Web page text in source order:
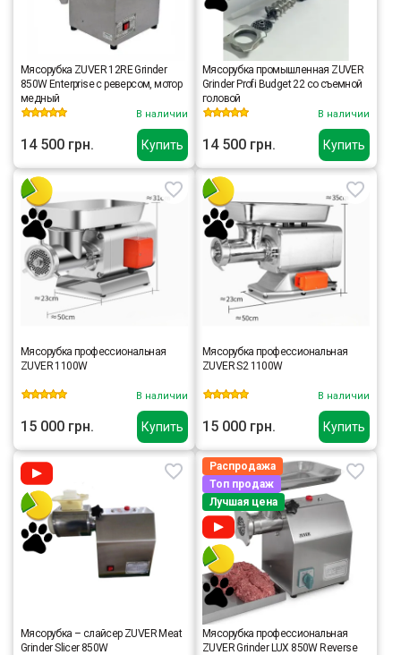
Купить
Мясорубка ZUVER 12RE Grinder
850W Enterprise с реверсом, мотор
медный
В наличии
14 500 грн. Купить
Мясорубка промышленная ZUVER
Grinder Profi Budget 22 со съемной
головой
В наличии
14 500 грн.
Купить
Мясорубка профессиональная
ZUVER 1100W
В наличии
15 000 грн. Купить
Мясорубка профессиональная
ZUVER S2 1100W
В наличии
15 000 грн.
Мясорубка – слайсер ZUVER Meat
Grinder Slicer 850W
Распродажа
Топ продаж
Лучшая цена
Мясорубка профессиональная
ZUVER Grinder LUX 850W Reverse